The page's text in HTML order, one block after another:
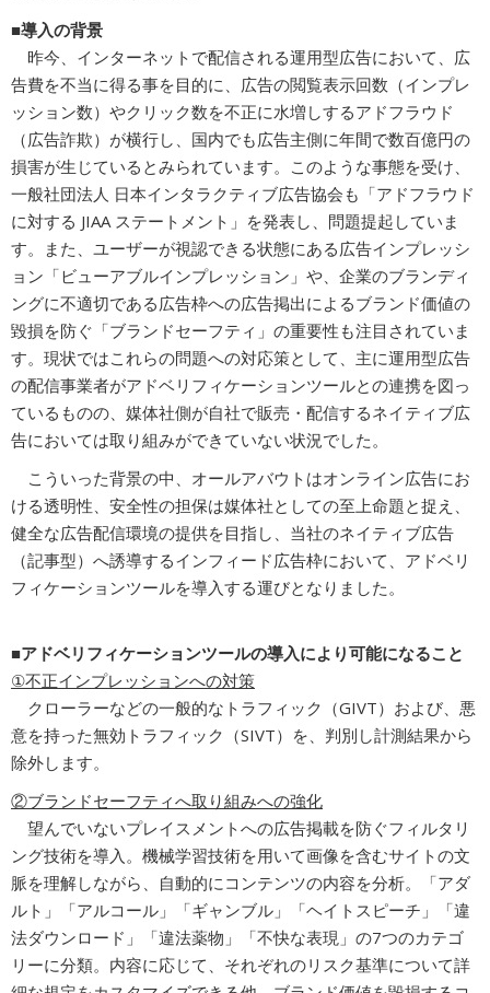
■導入の背景
昨今、インターネットで配信される運用型広告において、広
告費を不当に得る事を目的に、広告の閲覧表示回数（インプレ
ッション数）やクリック数を不正に水増しするアドフラウド
（広告詐欺）が横行し、国内でも広告主側に年間で数百億円の
損害が生じているとみられています。このような事態を受け、
一般社団法人 日本インタラクティブ広告協会も「アドフラウド
に対する JIAA ステートメント」を発表し、問題提起していま
す。また、ユーザーが視認できる状態にある広告インプレッシ
ョン「ビューアブルインプレッション」や、企業のブランディ
ングに不適切である広告枠への広告掲出によるブランド価値の
毀損を防ぐ「ブランドセーフティ」の重要性も注目されていま
す。現状ではこれらの問題への対応策として、主に運用型広告
の配信事業者がアドベリフィケーションツールとの連携を図っ
ているものの、媒体社側が自社で販売・配信するネイティブ広
告においては取り組みができていない状況でした。
こういった背景の中、オールアバウトはオンライン広告にお
ける透明性、安全性の担保は媒体社としての至上命題と捉え、
健全な広告配信環境の提供を目指し、当社のネイティブ広告
（記事型）へ誘導するインフィード広告枠において、アドベリ
フィケーションツールを導入する運びとなりました。
■アドベリフィケーションツールの導入により可能になること
①不正インプレッションへの対策
クローラーなどの一般的なトラフィック（GIVT）および、悪
意を持った無効トラフィック（SIVT）を、判別し計測結果から
除外します。
②ブランドセーフティへ取り組みへの強化
望んでいないプレイスメントへの広告掲載を防ぐフィルタリ
ング技術を導入。機械学習技術を用いて画像を含むサイトの文
脈を理解しながら、自動的にコンテンツの内容を分析。「アダ
ルト」「アルコール」「ギャンブル」「ヘイトスピーチ」「違
法ダウンロード」「違法薬物」「不快な表現」の7つのカテゴ
リーに分類。内容に応じて、それぞれのリスク基準について詳